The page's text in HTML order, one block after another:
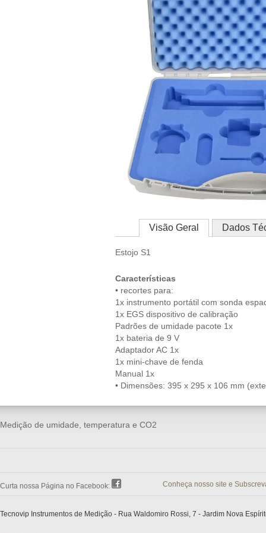
Visão Geral Dados
Estojo S1
Características
• recortes para:
1x instrumento portátil com sonda
1x EGS dispositivo de calibração
Padrões de umidade pacote 1x
1x bateria de 9 V
Adaptador AC 1x
1x mini-chave de fenda
Manual 1x
• Dimensões: 395 x 295 x 106 mm
Medição de umidade, temperatura e CO2
Curta nossa Página no Facebook: Conheça nosso site e
Tecnovip Instrumentos de Medição - Rua Waldomiro Rossi, 7 - Jardim Nova